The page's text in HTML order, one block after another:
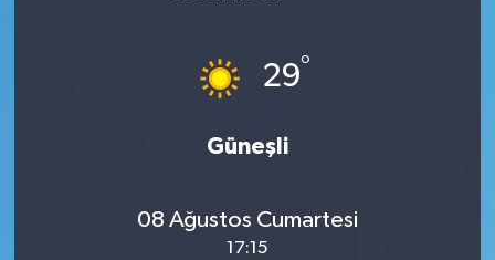
29°
Güneşli
08 Ağustos Cumartesi
17:15